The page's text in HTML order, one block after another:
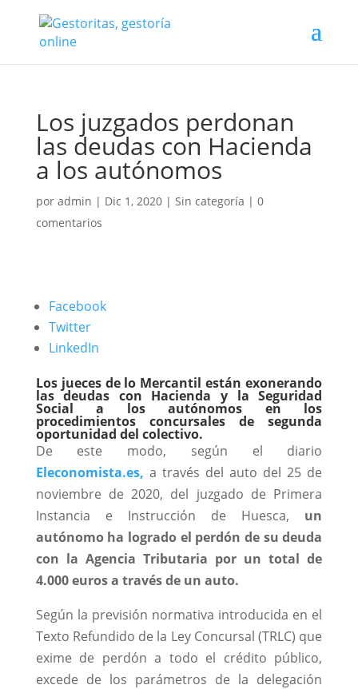
Los juzgados perdonan
las deudas con Hacienda
a los autónomos
por admin | Dic 1, 2020| Sin categoría | 0
comentarios
Facebook
Twitter
LinkedIn
Los jueces de lo Mercantil están exonerando
las deudas con Hacienda y la Seguridad
Social a los autónomos en los
procedimientos concursales de segunda
oportunidad del colectivo.
De este modo, según el diario
Eleconomista.es, a través del auto del 25 de
noviembre de 2020, del juzgado de Primera
Instancia e Instrucción de Huesca, un
autónomo ha logrado el perdón de su deuda
con la Agencia Tributaria por un total de
4.000 euros a través de un auto.
Según la previsión normativa introducida en el
Texto Refundido de la Ley Concursal (TRLC) que
exime de perdón a todo el crédito público,
excede de los parámetros de la delegación